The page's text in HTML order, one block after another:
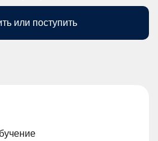
или поступить